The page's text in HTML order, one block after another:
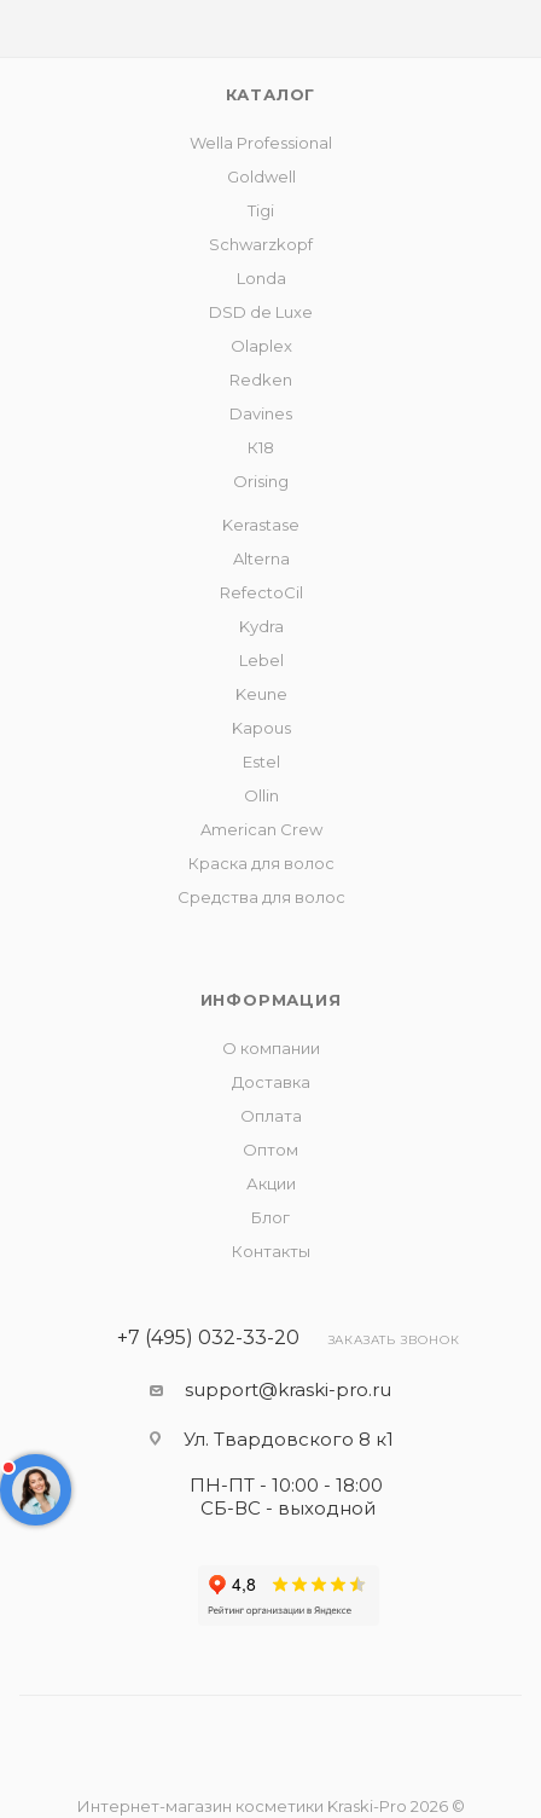
КАТАЛОГ
Wella Professional
Goldwell
Tigi
Schwarzkopf
Londa
DSD de Luxe
Olaplex
Redken
Davines
К18
Orising
Kerastase
Alterna
RefectoCil
Kydra
Lebel
Keune
Kapous
Estel
Ollin
American Crew
Краска для волос
Средства для волос
ИНФОРМАЦИЯ
О компании
Доставка
Оплата
Оптом
Акции
Блог
Контакты
+7 (495) 032-33-20 ЗАКАЗАТЬ ЗВОНОК
support@kraski-pro.ru
Ул. Твардовского 8 к1
ПН-ПТ - 10:00 - 18:00
СБ-ВС - выходной
Интернет-магазин косметики Kraski-Pro 2026 ©